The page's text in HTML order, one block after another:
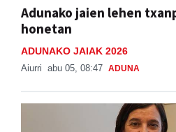
Adunako jaien lehen
honetan
ADUNAKO JAIAK 2026
Aiurri abu 05, 08:47 ADUNA